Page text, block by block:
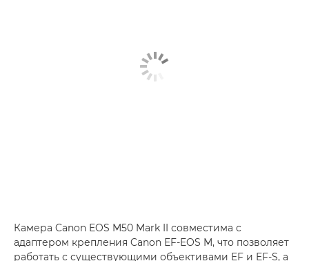
Камера Canon EOS M50 Mark II совместима с
адаптером крепления Canon EF-EOS M, что позволяет
работать с существующими объективами EF и EF-S, а